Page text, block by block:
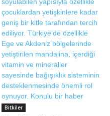
Bitkiler